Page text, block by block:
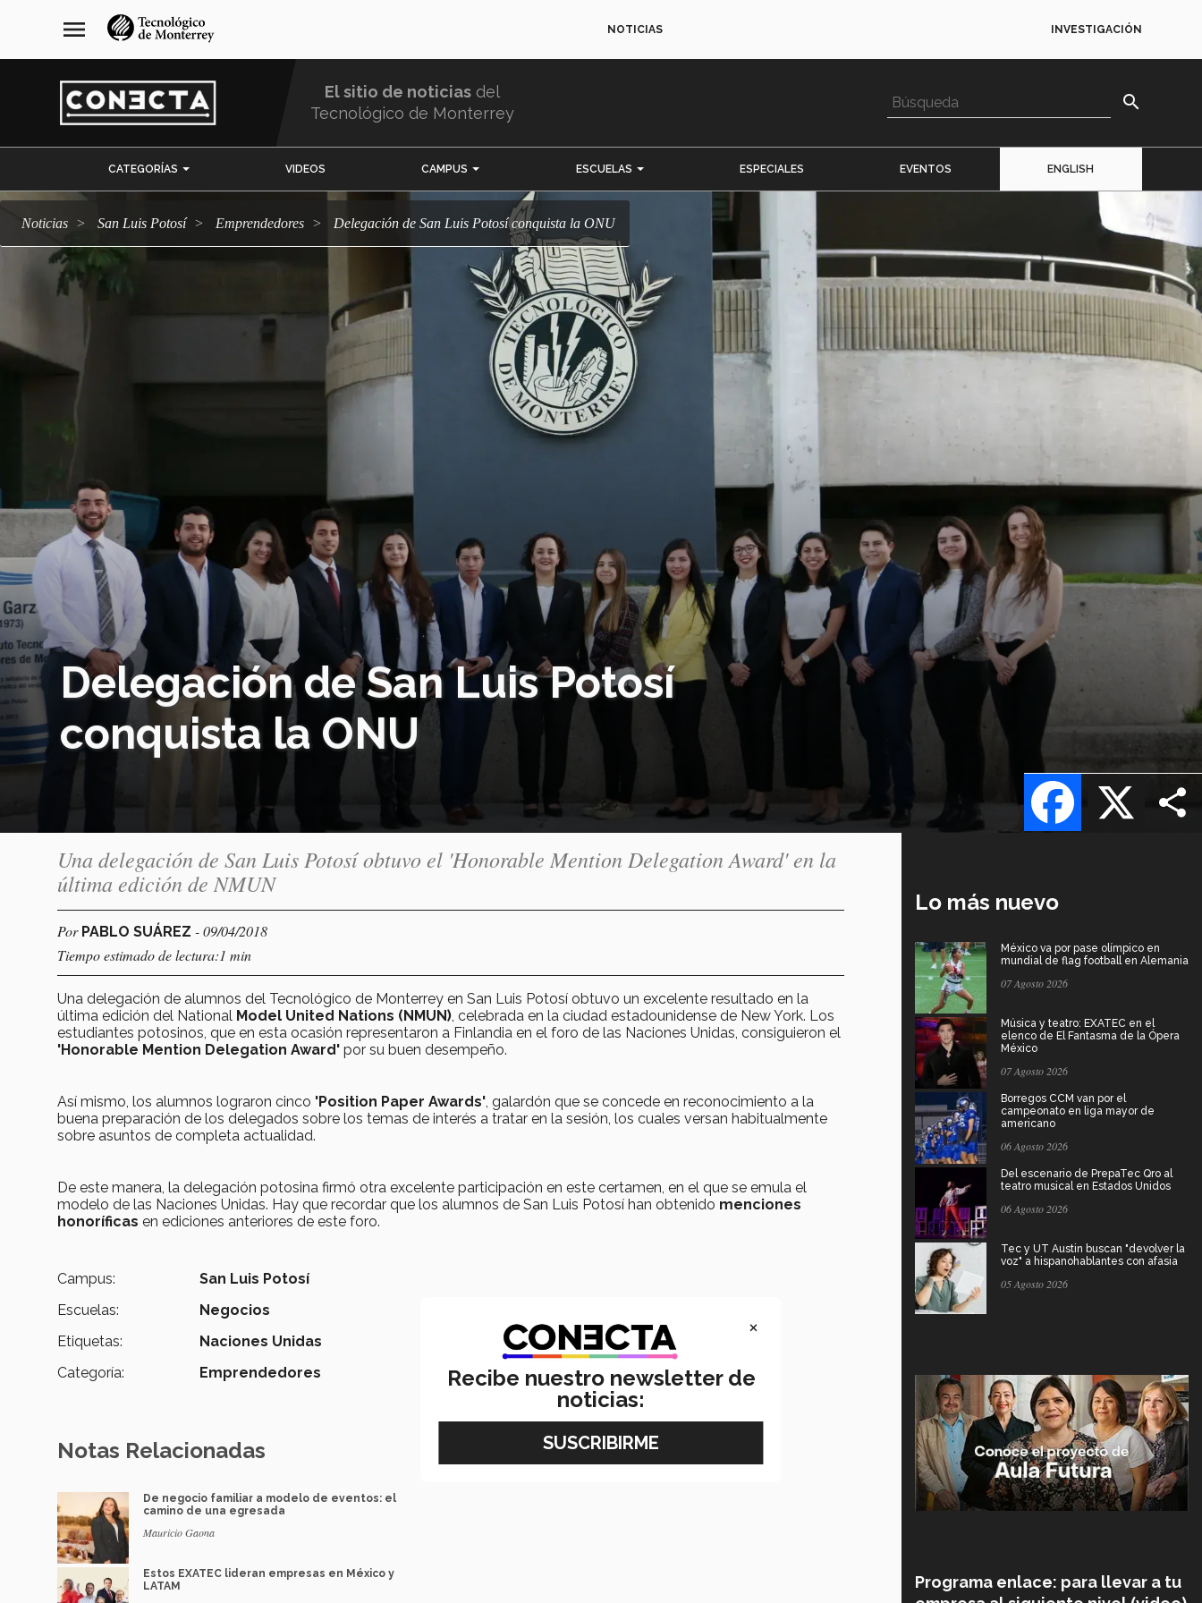
navegación
principal
menu NOTICIAS INVESTIGACIÓN
El sitio de noticias del
Tecnológico de Monterrey
search
CATEGORÍAS VIDEOS CAMPUS ESCUELAS ESPECIALES EVENTOS ENGLISH
Noticias San Luis Potosí emprendedores Delegación de San Luis Potosí conquista la ONU
Delegación de San Luis Potosí
conquista la ONU
X
Facebook
Una delegación de San Luis Potosí obtuvo el 'Honorable Mention Delegation Award' en la
última edición de NMUN
Por PABLO SUÁREZ - 09/04/2018
Tiempo estimado de lectura:1 min
Una delegación de alumnos del Tecnológico de Monterrey en San Luis Potosí obtuvo un excelente resultado en la
última edición del National Model United Nations (NMUN) , celebrada en la ciudad estadounidense de New York. Los
estudiantes potosinos, que en esta ocasión representaron a Finlandia en el foro de las Naciones Unidas, consiguieron el
'Honorable Mention Delegation Award' por su buen desempeño.
Así mismo, los alumnos lograron cinco 'Position Paper Awards' , galardón que se concede en reconocimiento a la
buena preparación de los delegados sobre los temas de interés a tratar en la sesión, los cuales versan habitualmente
sobre asuntos de completa actualidad.
De este manera, la delegación potosina firmó otra excelente participación en este certamen, en el que se emula el
modelo de las Naciones Unidas. Hay que recordar que los alumnos de San Luis Potosí han obtenido menciones
honoríficas en ediciones anteriores de este foro.
Campus:
San Luis Potosí
Escuelas:
Negocios
Etiquetas:
Naciones Unidas
Categoría:
Emprendedores
Notas Relacionadas
De negocio familiar a modelo de eventos: el
camino de una egresada
Mauricio Gaona
Estos EXATEC lideran empresas en México y
LATAM
Lo más nuevo
México va por pase olímpico en
mundial de flag football en Alemania
07 Agosto 2026
Música y teatro: EXATEC en el
elenco de El Fantasma de la Ópera
México
07 Agosto 2026
Borregos CCM van por el
campeonato en liga mayor de
americano
06 Agosto 2026
Del escenario de PrepaTec Qro al
teatro musical en Estados Unidos
06 Agosto 2026
Tec y UT Austin buscan "devolver la
voz" a hispanohablantes con afasia
05 Agosto 2026
Programa enlace: para llevar a tu
×
Recibe nuestro newsletter de
noticias: